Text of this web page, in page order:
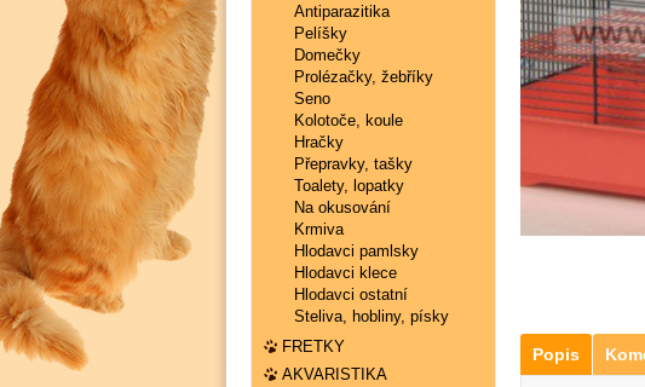
Antiparazitika
Pelíšky
Domečky
Prolézačky, žebříky
Seno
Kolotoče, koule
Hračky
Přepravky, tašky
Toalety, lopatky
Na okusování
Krmiva
Hlodavci pamlsky
Hlodavci klece
Hlodavci ostatní
Steliva, hobliny, písky
FRETKY
AKVARISTIKA
Popis